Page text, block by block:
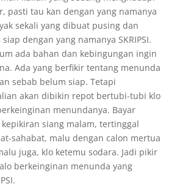
pasti tau kan dengan yang namanya
sekali yang dibuat pusing dan
dengan yang namanya SKRIPSI.
ada bahan dan kebingungan ingin
Ada yang berfikir tentang menunda
sebab belum siap. Tetapi
akan dibikin repot bertubi-tubi klo
menundanya. Bayar
siang malam, tertinggal
sahabat, malu dengan calon mertua
juga, klo ketemu sodara. Jadi pikir
berkeinginan menunda yang